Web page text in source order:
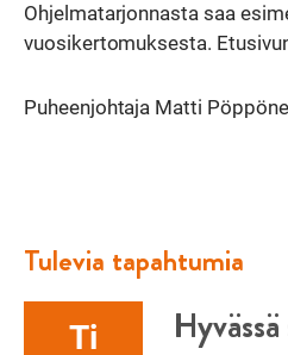
Ohjelmatarjonnasta saa
vuosikertomuksesta.
Puheenjohtaja Matti
Tulevia tapahtumia
Ti